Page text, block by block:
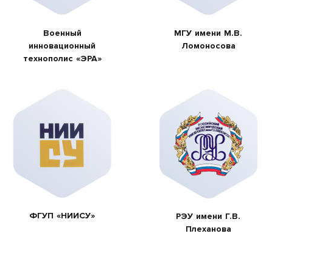
Военный
инновационный
технополис «ЭРА»
МГУ имени М.В.
Ломоносова
ФГУП «НИИСУ»
РЭУ имени Г.В.
Плеханова